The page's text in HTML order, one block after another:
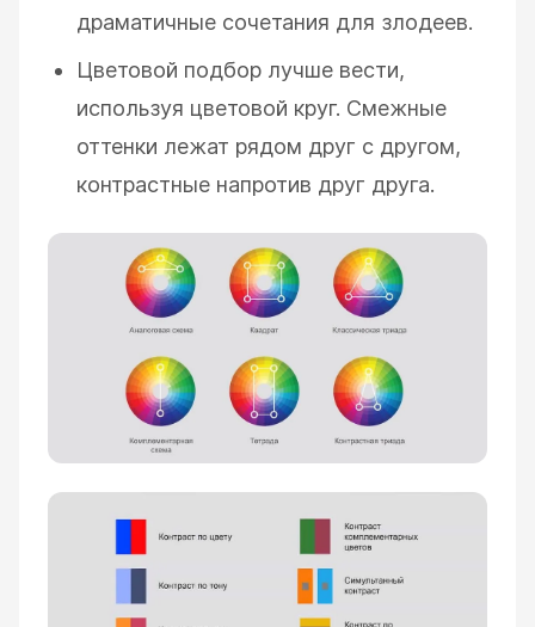
драматичные сочетания для злодеев.
Цветовой подбор лучше вести,
используя цветовой круг. Смежные
оттенки лежат рядом друг с другом,
контрастные напротив друг друга.